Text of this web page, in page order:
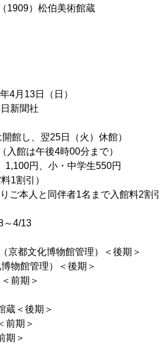
1909）松伯美術館蔵
月13日（日）
新聞社
し、翌25日（火）休館）
館は午後4時00分まで）
円、小・中学生550円
引）
と同伴者1名まで入館料2割
4/13
都文化博物館管理）＜後期＞
物館管理）＜後期＞
前期＞
＜後期＞
前期＞
期＞